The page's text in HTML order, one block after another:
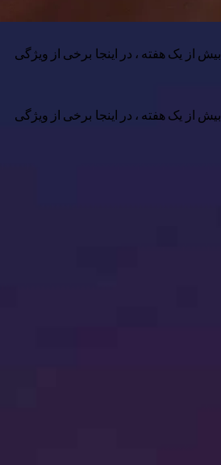
iOS ۲۶ اپل با طراحی جدید شیشه مایع و چندین ویژگی جدید اطلاعات اپل همراه است. اما ویژگی های پنهان پراکنده در کل بسیار جالب تر است. بعد از استفاده از iOS ۲۶ بیش از یک هفته ، در اینجا برخی از ویژگی
iOS ۲۶ اپل با طراحی جدید شیشه مایع و چندین ویژگی جدید اطلاعات اپل همراه است. اما ویژگی های پنهان پراکنده در کل بسیار جالب تر است. بعد از استفاده از iOS ۲۶ بیش از یک هفته ، در اینجا برخی از ویژگی